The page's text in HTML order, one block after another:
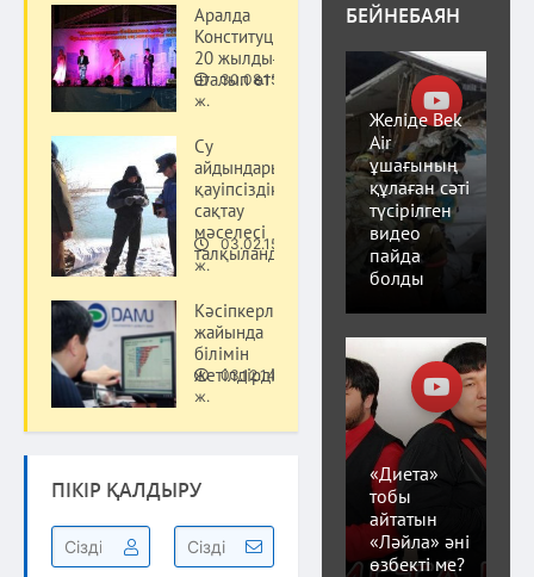
Аралда
Конституцияның
20 жылдығы
аталып өтті
30.08.15
ж.
Су
айдындарында
қауіпсіздік
сақтау
мәселесі
талқыланды
03.02.15
ж.
Кәсіпкерлік
жайында
білімін
жетілдірді
03.12.14
ж.
ПІКІР ҚАЛДЫРУ
БЕЙНЕБАЯН
Желіде Bek
Air
ұшағының
құлаған сәті
түсірілген
видео
пайда
болды
«Диета»
тобы
айтатын
«Ләйла» әні
өзбекті ме?